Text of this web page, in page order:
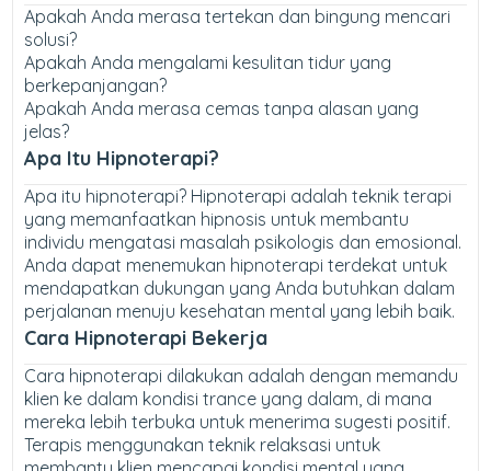
Apakah Anda merasa tertekan dan bingung mencari
solusi?
Apakah Anda mengalami kesulitan tidur yang
berkepanjangan?
Apakah Anda merasa cemas tanpa alasan yang
jelas?
Apa Itu Hipnoterapi?
Apa itu hipnoterapi? Hipnoterapi adalah teknik terapi
yang memanfaatkan hipnosis untuk membantu
individu mengatasi masalah psikologis dan emosional.
Anda dapat menemukan hipnoterapi terdekat untuk
mendapatkan dukungan yang Anda butuhkan dalam
perjalanan menuju kesehatan mental yang lebih baik.
Cara Hipnoterapi Bekerja
Cara hipnoterapi dilakukan adalah dengan memandu
klien ke dalam kondisi trance yang dalam, di mana
mereka lebih terbuka untuk menerima sugesti positif.
Terapis menggunakan teknik relaksasi untuk